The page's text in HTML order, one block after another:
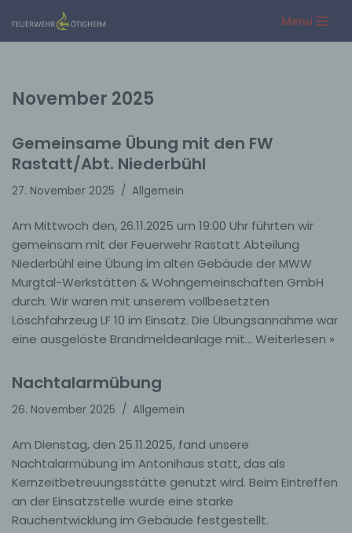
Zum
Menu
November 2025
Gemeinsame Übung mit den FW
Rastatt/Abt. Niederbühl
27. November 2025 Allgemein
Am Mittwoch den, 26.11.2025 um 19:00 Uhr führten wir
gemeinsam mit der Feuerwehr Rastatt Abteilung
Niederbühl eine Übung im alten Gebäude der MWW
Murgtal-Werkstätten & Wohngemeinschaften GmbH
durch. Wir waren mit unserem vollbesetzten
Löschfahrzeug LF 10 im Einsatz. Die Übungsannahme war
eine ausgelöste Brandmeldeanlage mit… Weiterlesen »
Nachtalarmübung
26. November 2025 Allgemein
Am Dienstag, den 25.11.2025, fand unsere
Nachtalarmübung im Antonihaus statt, das als
Kernzeitbetreuungsstätte genutzt wird. Beim Eintreffen
an der Einsatzstelle wurde eine starke
Rauchentwicklung im Gebäude festgestellt.